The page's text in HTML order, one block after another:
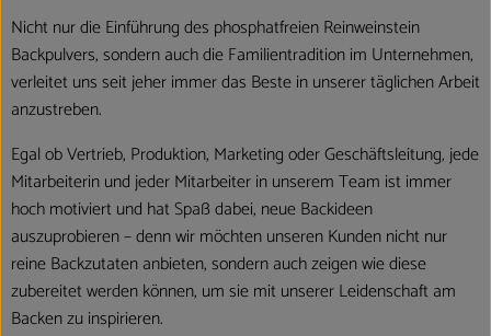
Nicht nur die Einführung des phosphatfreien Reinweinstein
Backpulvers, sondern auch die Familientradition im Unternehmen,
verleitet uns seit jeher immer das Beste in unserer täglichen Arbeit
anzustreben.
Egal ob Vertrieb, Produktion, Marketing oder Geschäftsleitung, jede
Mitarbeiterin und jeder Mitarbeiter in unserem Team ist immer
hoch motiviert und hat Spaß dabei, neue Backideen
auszuprobieren – denn wir möchten unseren Kunden nicht nur
reine Backzutaten anbieten, sondern auch zeigen wie diese
zubereitet werden können, um sie mit unserer Leidenschaft am
Backen zu inspirieren.